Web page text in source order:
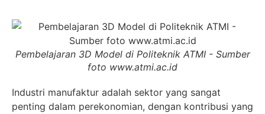
Pembelajaran 3D Model di Politeknik ATMI - Sumber
foto www.atmi.ac.id
Industri manufaktur adalah sektor yang sangat
penting dalam perekonomian, dengan kontribusi yang